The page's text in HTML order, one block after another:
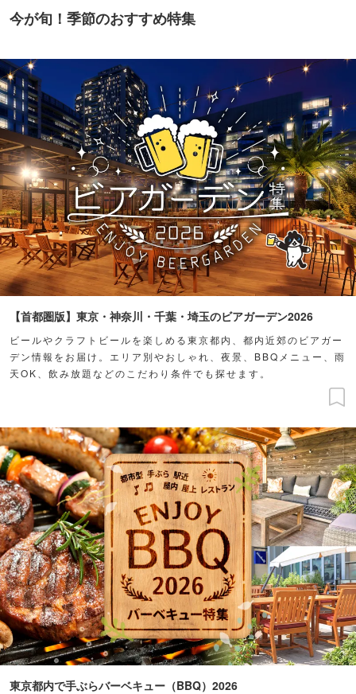
今が旬！季節のおすすめ特集
【首都圏版】東京・神奈川・千葉・埼玉のビアガーデン2026
ビールやクラフトビールを楽しめる東京都内、都内近郊のビアガー
デン情報をお届け。エリア別やおしゃれ、夜景、BBQメニュー、雨
天OK、飲み放題などのこだわり条件でも探せます。
東京都内で手ぶらバーベキュー（BBQ）2026